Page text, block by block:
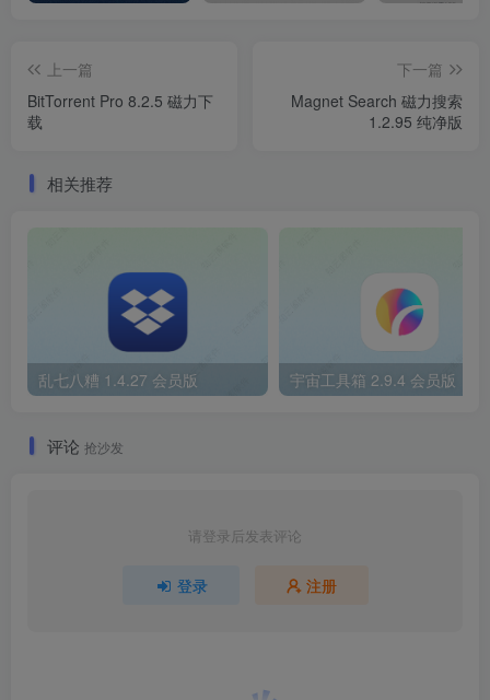
上一篇
BitTorrent Pro 8.2.5 磁力下
载
下一篇
Magnet Search 磁力搜索
1.2.95 纯净版
相关推荐
乱七八糟 1.4.27 会员版 宇宙工具箱 2.9.4 会员版
评论 抢沙发
请登录后发表评论
登录 注册